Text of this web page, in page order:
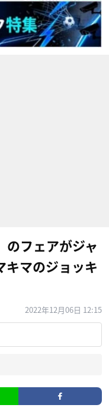
のフェアがジャ
キマのジョッキ
2022年12月06日 12:15